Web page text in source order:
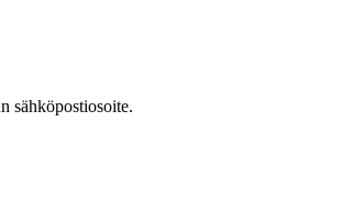
sähköpostiosoite.